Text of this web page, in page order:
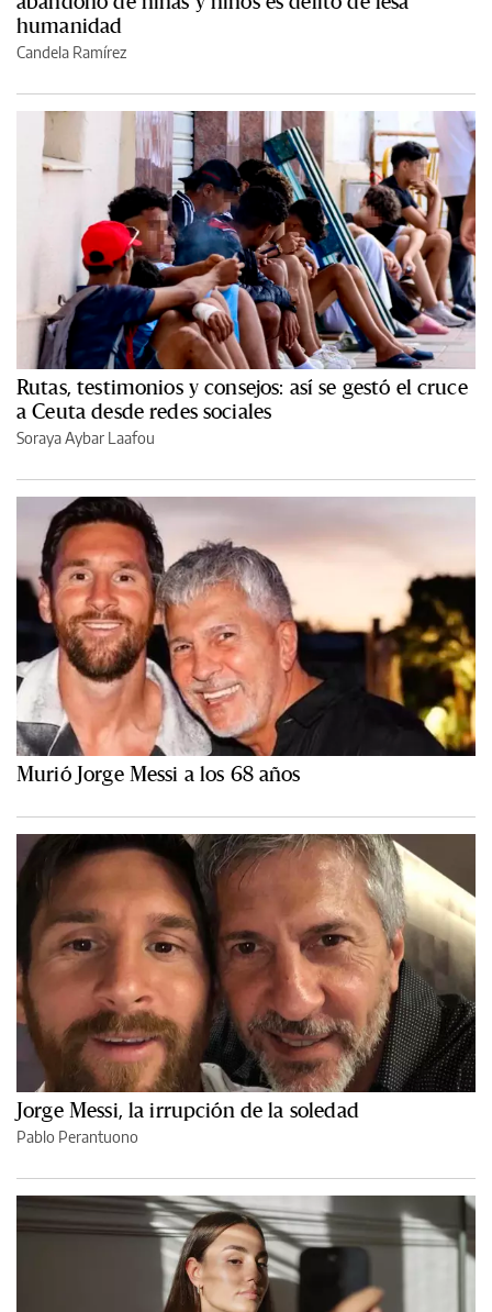
humanidad
Candela Ramírez
Rutas, testimonios y consejos: así se gestó el cruce
a Ceuta desde redes sociales
Soraya Aybar Laafou
Murió Jorge Messi a los 68 años
Jorge Messi, la irrupción de la soledad
Pablo Perantuono